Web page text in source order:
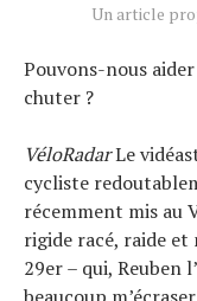
Un article
Pouvons-nous
chuter ?
VéloRadarLe
cycliste
récemment mis au
rigide racé, raide et
29er – qui, Reuben